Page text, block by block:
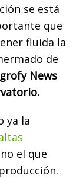
se está
que
fluida la
de
News
ya la
el que